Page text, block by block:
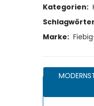
Kategorien:
Marke: